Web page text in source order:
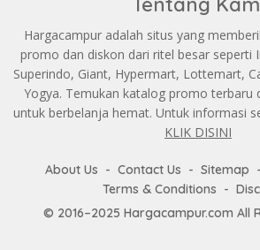
Hargacampur adalah situs yang
promo dan diskon dari ritel besar seperti
Superindo, Giant, Hypermart, Lottemart,
Yogya. Temukan katalog promo terbaru
untuk berbelanja hemat. Untuk informasi
KLIK DISINI
About Us Contact Us Sitemap
Terms & Conditions
© 2016–2025 Hargacampur.com All